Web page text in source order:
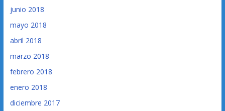
junio 2018
mayo 2018
abril 2018
marzo 2018
febrero 2018
enero 2018
diciembre 2017